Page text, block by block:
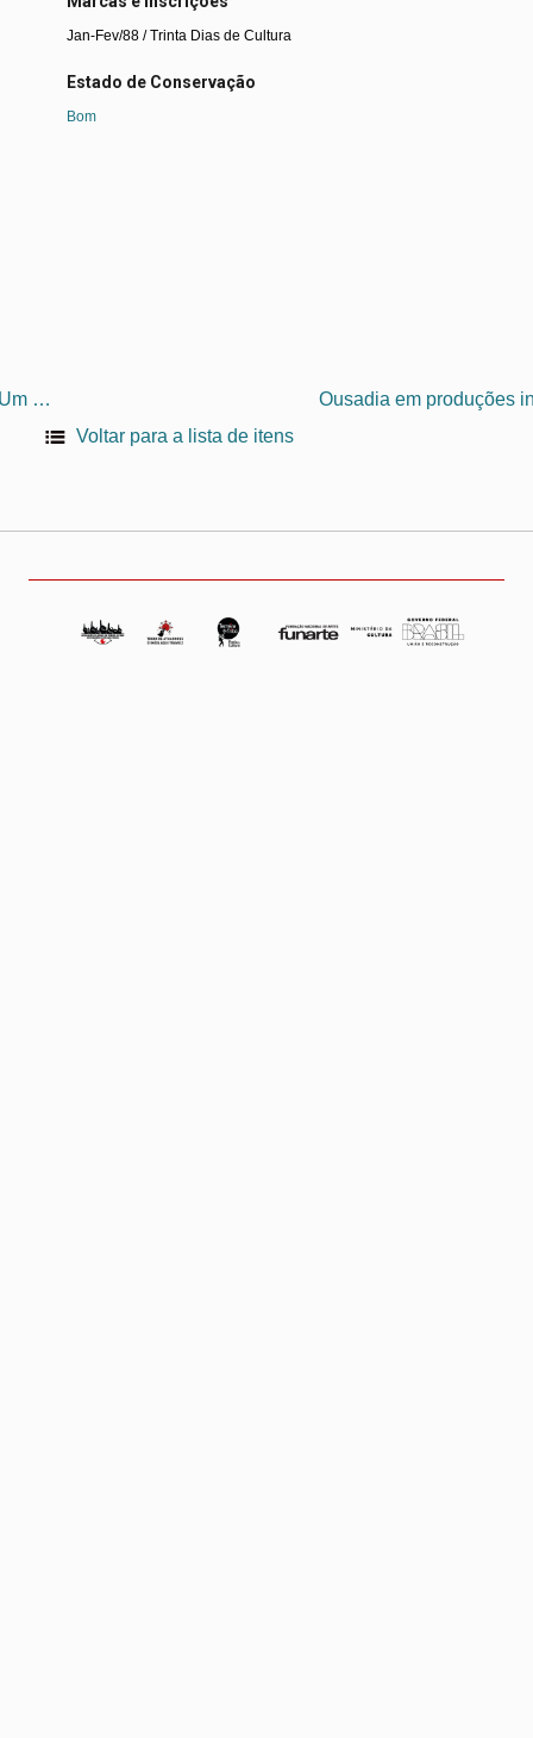
Jan-Fev/88 / Trinta Dias de Cultura
Estado de Conservação
Bom
Em Campo Bom: Música, teatro, poesia e pintura ontem, no Parcão / Um domingo diferente no Parcão
Voltar para a lista de itens